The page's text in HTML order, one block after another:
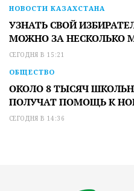
НОВОСТИ КАЗАХСТАНА
УЗНАТЬ СВОЙ
МОЖНО ЗА НЕСКОЛЬКО
СЕГОДНЯ В 15:21
ОБЩЕСТВО
ОКОЛО 8 ТЫСЯЧ
ПОЛУЧАТ ПОМОЩЬ К
СЕГОДНЯ В 14:36